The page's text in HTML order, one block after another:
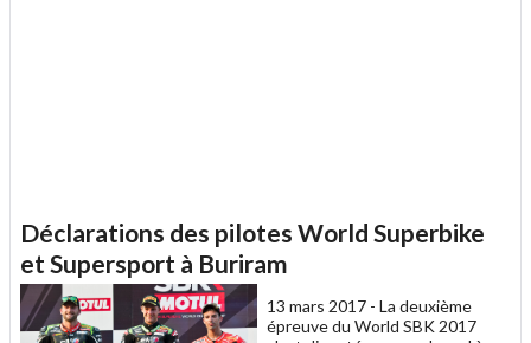
Déclarations des pilotes World Superbike
et Supersport à Buriram
13 mars 2017 - La deuxième
épreuve du World SBK 2017